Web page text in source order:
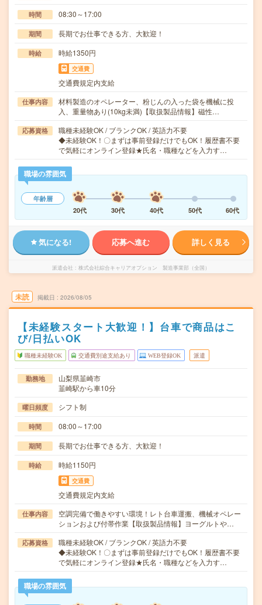
時間 08:30～17:00
期間 長期でお仕事できる方、大歓迎！
時給 時給1350円
交通費
交通費規定内支給
仕事内容
材料製造のオペレーター、粉じんの入った袋を機械に投
入、重量物あり(10kg未満)【取扱製品情報】磁性…
応募資格
職種未経験OK / ブランクOK / 英語力不要
◆未経験OK！〇まずは事前登録だけでもOK！履歴書不要
で気軽にオンライン登録★氏名・職種などを入力す…
職場の雰囲気
年齢層
20代
30代 40代 50代 60代
気になる! 応募へ進む 詳しく見る
派遣会社 株式会社綜合キャリアオプション 製造事業部（全国）
未読 掲載日 2026/08/05
【未経験スタート大歓迎！】台車で商品はこ
び/日払いOK
職種未経験OK 交通費別途支給あり WEB登録OK 派遣
勤務地
山梨県韮崎市
韮崎駅から車10分
曜日頻度 シフト制
時間 08:00～17:00
期間 長期でお仕事できる方、大歓迎！
時給 時給1150円
交通費
交通費規定内支給
仕事内容
空調完備で働きやすい環境！レト台車運搬、機械オペレー
ションおよび付帯作業【取扱製品情報】ヨーグルトや…
応募資格
職種未経験OK / ブランクOK / 英語力不要
◆未経験OK！〇まずは事前登録だけでもOK！履歴書不要
で気軽にオンライン登録★氏名・職種などを入力す…
職場の雰囲気